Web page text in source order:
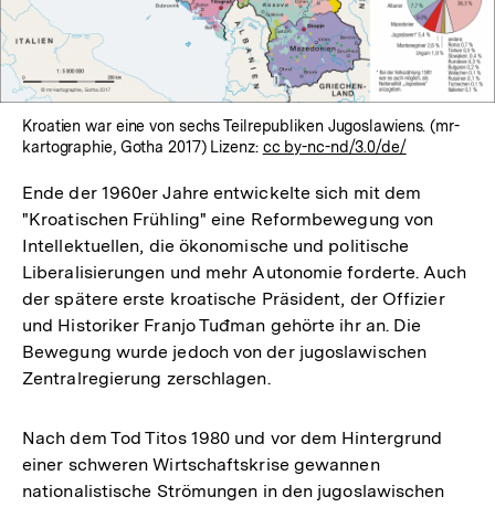
Kroatien war eine von sechs Teilrepubliken Jugoslawiens. (mr-
kartographie, Gotha 2017) Lizenz: cc by-nc-nd/3.0/de/
Ende der 1960er Jahre entwickelte sich mit dem
"Kroatischen Frühling" eine Reformbewegung von
Intellektuellen, die ökonomische und politische
Liberalisierungen und mehr Autonomie forderte. Auch
der spätere erste kroatische Präsident, der Offizier
und Historiker Franjo Tuđman gehörte ihr an. Die
Bewegung wurde jedoch von der jugoslawischen
Zentralregierung zerschlagen.
Nach dem Tod Titos 1980 und vor dem Hintergrund
einer schweren Wirtschaftskrise gewannen
nationalistische Strömungen in den jugoslawischen